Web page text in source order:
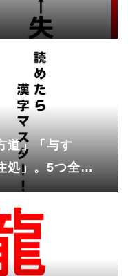
道」「与す
処」。5つ全部